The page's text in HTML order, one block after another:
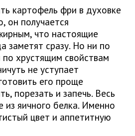
картофель фри в духовке
он получается
что настоящие
заметят сразу. Но ни по
хрустящим свойствам
не уступает
его проще
порезать и запечь. Весь
из яичного белка. Именно
цвет и аппетитную